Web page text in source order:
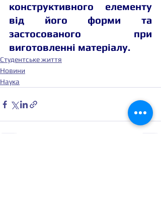
конструктивного елементу
від його форми та
застосованого при
виготовленні матеріалу.
Студентське життя
Новини
Наука